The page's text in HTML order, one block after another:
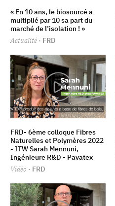
« En 10 ans, le biosourcé a
multiplié par 10 sa part du
marché de l’isolation ! »
Actualité · FRD
FRD- 6ème colloque Fibres
Naturelles et Polymères 2022
- ITW Sarah Mennuni,
Ingénieure R&D - Pavatex
Vidéo · FRD